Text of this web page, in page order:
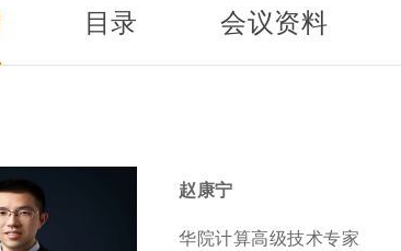
目录 会议资料
赵康宁
华院计算高级技术专家